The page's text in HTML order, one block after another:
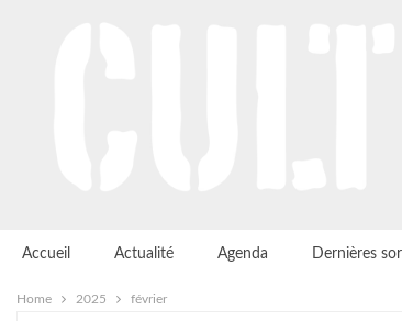
Accueil Actualité Agenda Dernières
Home 2025 février